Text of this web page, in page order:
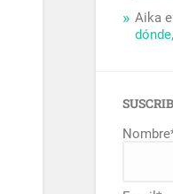
Aika